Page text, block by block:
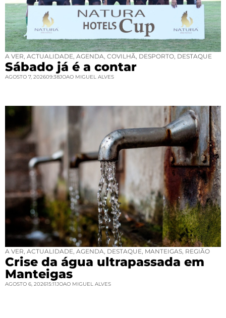
A VER ACTUALIDADE AGENDA COVILHÃ DESPORTO DESTAQUE
Sábado já é a contar
AGOSTO 7, 202609:38JOAO MIGUEL ALVES
A VER ACTUALIDADE AGENDA DESTAQUE MANTEIGAS REGIÃO
Crise da água ultrapassada em
Manteigas
AGOSTO 6, 202615:11JOAO MIGUEL ALVES